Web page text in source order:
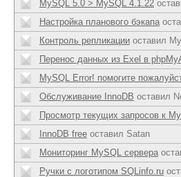
MySQL 5.0 > MySQL 4.1.22
Настройка планового бэкапа
Контроль репликации оставил
Перенос данных из Exel в
MySQL Error! помогите
Обслуживание InnoDB оставил
Просмотр текущих запросов к
InnoDB free оставил Satan
Мониторинг MySQL сервера
Ручки с логотипом SQLinfo.ru